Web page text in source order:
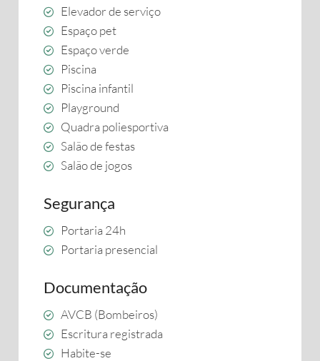
Elevador de serviço
Espaço pet
Espaço verde
Piscina
Piscina infantil
Playground
Quadra poliesportiva
Salão de festas
Salão de jogos
Segurança
Portaria 24h
Portaria presencial
Documentação
AVCB (Bombeiros)
Escritura registrada
Habite-se